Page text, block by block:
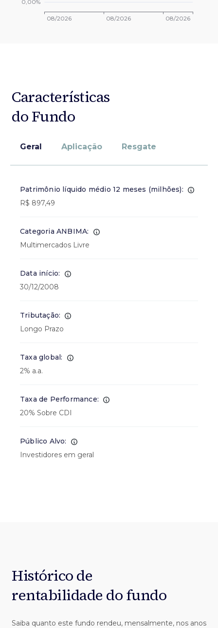
Características
do Fundo
Geral Aplicação Resgate
Patrimônio líquido médio 12 meses (milhões):
R$ 897,49
Categoria ANBIMA:
Multimercados Livre
Data início:
30/12/2008
Tributação:
Longo Prazo
Taxa global:
2% a.a.
Taxa de Performance:
20% Sobre CDI
Público Alvo:
Investidores em geral
Histórico de
rentabilidade do fundo
Saiba quanto este fundo rendeu, mensalmente, nos anos